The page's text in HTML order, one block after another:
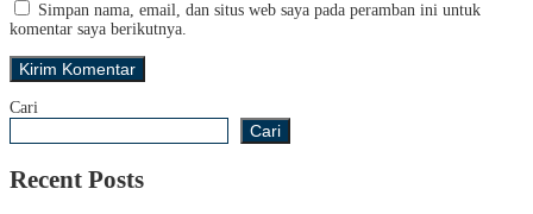
Simpan nama, email, dan situs web saya pada peramban ini untuk
komentar saya berikutnya.
Cari
Cari
Recent Posts